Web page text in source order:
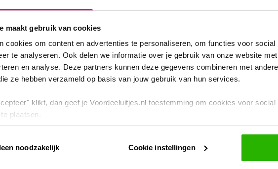
maakt gebruik van cookies
cookies om content en advertenties te personaliseren, om functies voor
te analyseren. Ook delen we informatie over je gebruik van onze website
en analyse. Deze partners kunnen deze gegevens combineren met
ze hebben verzameld op basis van jouw gebruik van hun services.
klikt, dan geef je Voordeeluitjes.nl toestemming om cookies voor
plaatsen.
instellingen" kun je ook zelf instellen welke cookies worden geplaatst. Je kunt je
noodzakelijk Cookie instellingen
side exception has occurred while loadingwww.voordeeluitjes.nl (see the